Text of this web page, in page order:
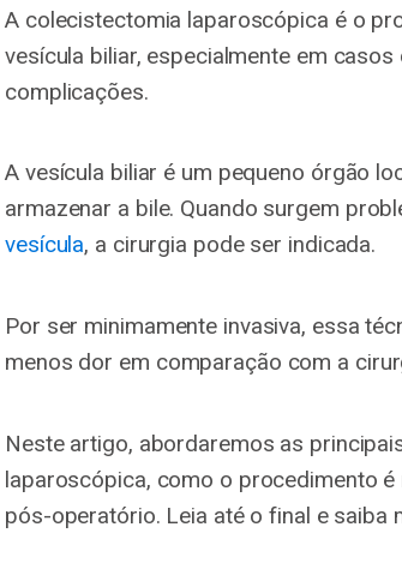
A colecistectomia laparoscópica é o
vesícula biliar, especialmente em
complicações.
A vesícula biliar é um pequeno órgão
armazenar a bile. Quando surgem
vesícula, a cirurgia pode ser indicada.
Por ser minimamente invasiva, essa
menos dor em comparação com a
Neste artigo, abordaremos as
laparoscópica, como o procedimento
pós-operatório. Leia até o final e saiba